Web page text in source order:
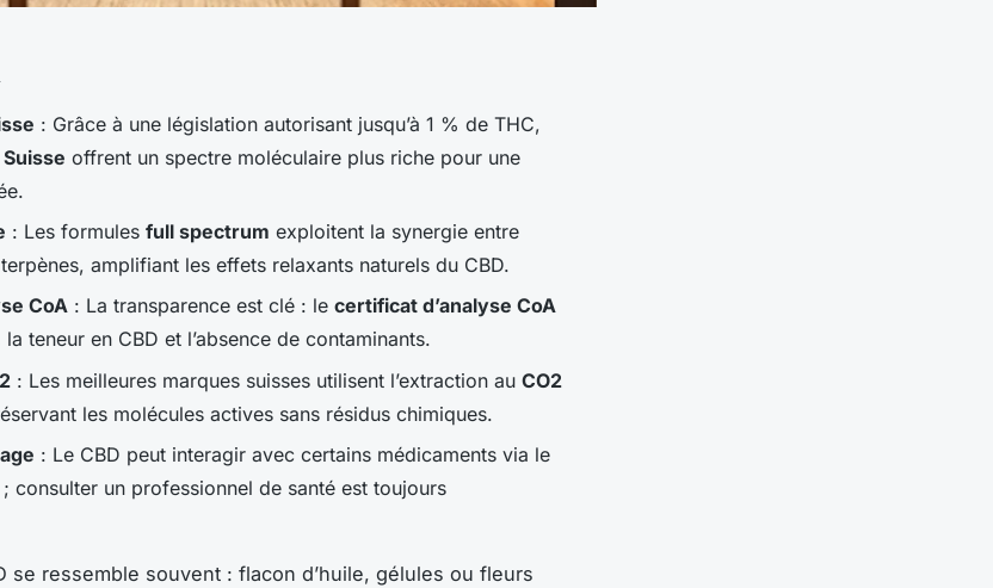
: Grâce à une législation autorisant jusqu’à 1 % de THC,
offrent un spectre moléculaire plus riche pour une
: Les formules full spectrum exploitent la synergie entre
amplifiant les effets relaxants naturels du CBD.
CoA : La transparence est clé : le certificat d’analyse CoA
teneur en CBD et l’absence de contaminants.
: Les meilleures marques suisses utilisent l’extraction au CO2
les molécules actives sans résidus chimiques.
: Le CBD peut interagir avec certains médicaments via le
consulter un professionnel de santé est toujours
se ressemble souvent : flacon d’huile, gélules ou fleurs